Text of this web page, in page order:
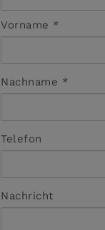
Vorname
Nachname
Telefon
Nachricht